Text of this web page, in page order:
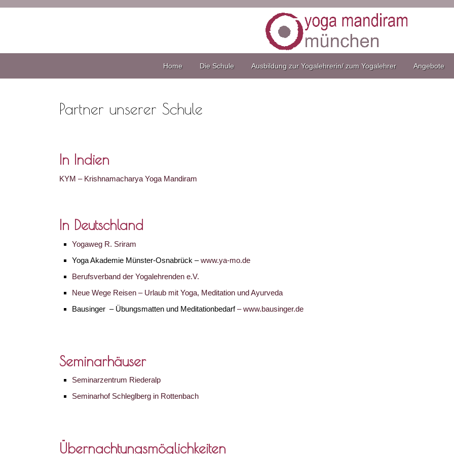
Home Die Schule Ausbildung zur Yogalehrerin/ zum Yogalehrer Angebote
Partner unserer Schule
In Indien
KYM – Krishnamacharya Yoga Mandiram
In Deutschland
Yogaweg R. Sriram
Yoga Akademie Münster-Osnabrück –www.ya-mo.de
Berufsverband der Yogalehrenden e.V.
Neue Wege Reisen – Urlaub mit Yoga, Meditation und Ayurveda
Bausinger – Übungsmatten und Meditationbedarf–www.bausinger.de
Seminarhäuser
Seminarzentrum Riederalp
Seminarhof Schleglberg in Rottenbach
Übernachtungsmöglichkeiten